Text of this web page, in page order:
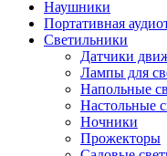
Наушники
Портативная
Светильники
Датчики
Лампы для
Напольные
Настольные
Ночники
Прожекторы